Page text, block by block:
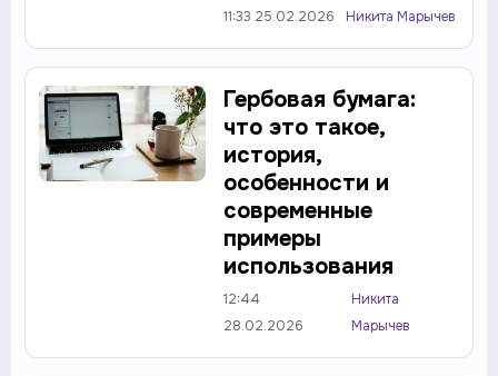
11:33 25.02.2026 Никита Марычев
Гербовая бумага:
что это такое,
история,
особенности и
современные
примеры
использования
12:44
28.02.2026
Никита
Марычев